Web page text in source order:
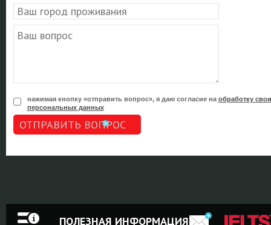
нажимая кнопку «отправить вопрос», я даю согласие на обработку
персональных данных
ОТПРАВИТЬ ВОПРОС
ПОЛЕЗНАЯ ИНФОРМАЦИЯ